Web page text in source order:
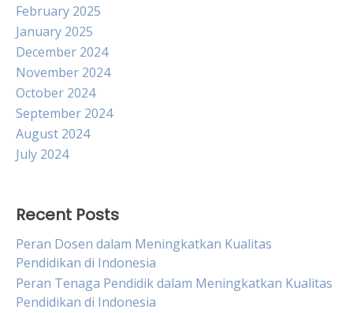
February 2025
January 2025
December 2024
November 2024
October 2024
September 2024
August 2024
July 2024
Recent Posts
Peran Dosen dalam Meningkatkan Kualitas
Pendidikan di Indonesia
Peran Tenaga Pendidik dalam Meningkatkan Kualitas
Pendidikan di Indonesia